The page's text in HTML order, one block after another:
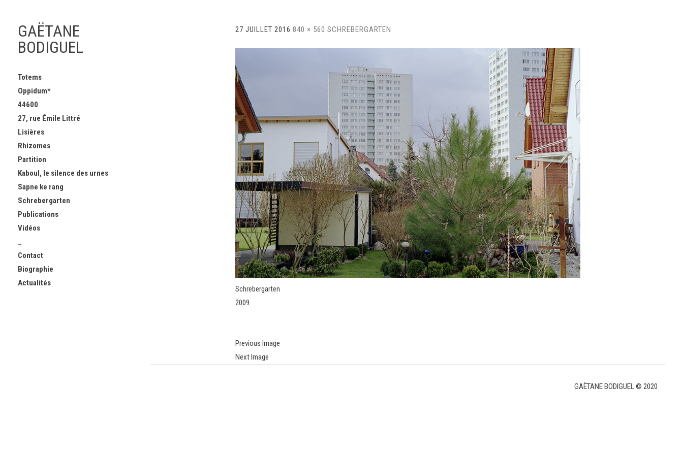
GAËTANE
BODIGUEL
Skip
to
content
Totems
Oppidum*
44600
27, rue Émile Littré
Lisières
Rhizomes
Partition
Kaboul, le silence des urnes
Sapne ke rang
Schrebergarten
Publications
Vidéos
Contact
Biographie
Actualités
27 JUILLET 2016 840 × 560 SCHREBERGARTEN
Schrebergarten
2009
Previous Image
Next Image
GAËTANE BODIGUEL © 2020